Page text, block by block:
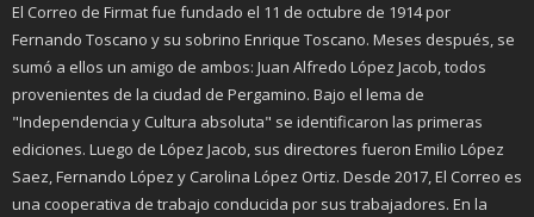
El Correo de Firmat fue fundado el 11 de octubre de 1914 por
Fernando Toscano y su sobrino Enrique Toscano. Meses después, se
sumó a ellos un amigo de ambos: Juan Alfredo López Jacob, todos
provenientes de la ciudad de Pergamino. Bajo el lema de
"Independencia y Cultura absoluta" se identificaron las primeras
ediciones. Luego de López Jacob, sus directores fueron Emilio López
Saez, Fernando López y Carolina López Ortiz. Desde 2017, El Correo es
una cooperativa de trabajo conducida por sus trabajadores. En la